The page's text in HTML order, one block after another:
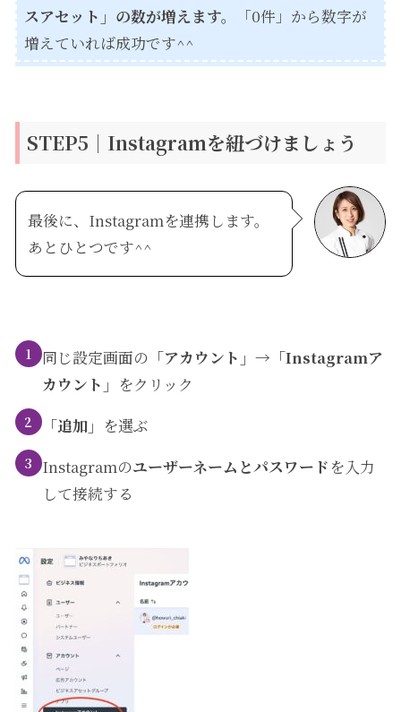
スアセット」の数が増えます。
「0件」から数字が
増えていれば成功です^^
STEP5｜Instagramを紐づけましょう
最後に、Instagramを連携します。
あとひとつです^^
1 同じ設定画面の 「アカウント」→「Instagramア
カウント」 をクリック
2 「追加」 を選ぶ
3 Instagramのユーザーネームとパスワード を入力
して接続する